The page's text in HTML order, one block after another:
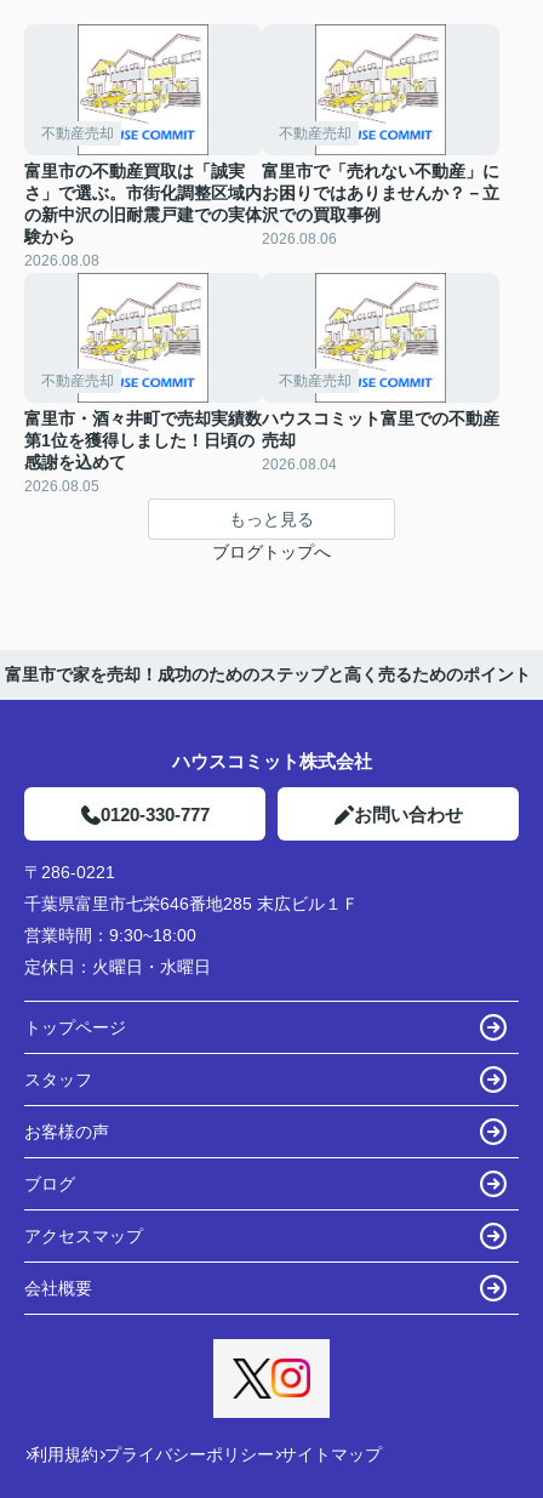
不動産売却
富里市の不動産買取は「誠実
さ」で選ぶ。市街化調整区域内
の新中沢の旧耐震戸建での実体
験から
2026.08.08
不動産売却
富里市で「売れない不動産」に
お困りではありませんか？－立
沢での買取事例
2026.08.06
不動産売却
富里市・酒々井町で売却実績数
第1位を獲得しました！日頃の
感謝を込めて
2026.08.05
不動産売却
ハウスコミット富里での不動産
売却
2026.08.04
もっと見る
ブログトップへ
富里市で家を売却！成功のためのステップと高く売るためのポイント
ハウスコミット株式会社
0120-330-777 お問い合わせ
〒286-0221
千葉県富里市七栄646番地285 末広ビル１Ｆ
営業時間： 9:30~18:00
定休日： 火曜日・水曜日
トップページ
スタッフ
お客様の声
ブログ
アクセスマップ
会社概要
利用規約 プライバシーポリシー サイトマップ